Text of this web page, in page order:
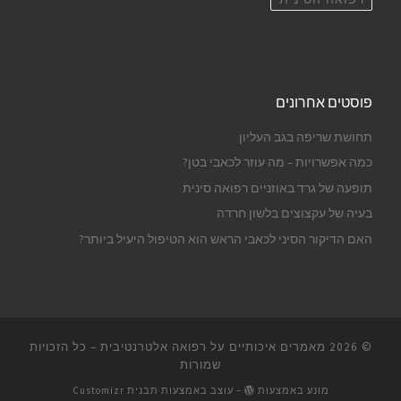
פוסטים אחרונים
תחושת שריפה בגב העליון
כמה אפשרויות – מה עוזר לכאבי בטן?
תופעה של גרד באוזניים רפואה סינית
בעיה של עקצוצים בלשון חרדה
האם הדיקור הסיני לכאבי הראש הוא הטיפול היעיל ביותר?
© 2026 מאמרים איכותיים על רפואה אלטרנטיבית – כל הזכויות
שמורות
מונע באמצעות – עוצב באמצעות תבנית Customizr